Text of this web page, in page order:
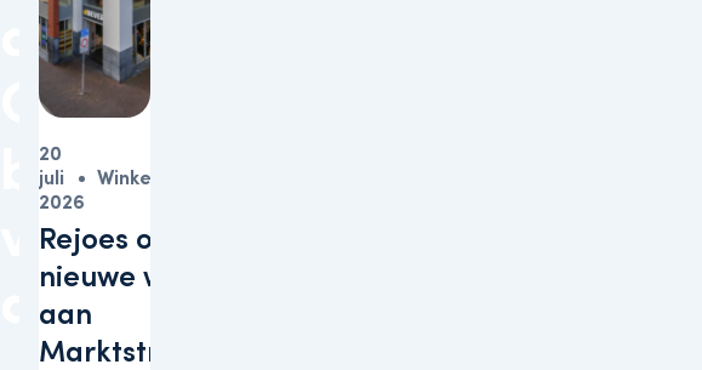
de
GRESB
benchmark
voor
duurzaamheid
Rejoes opent
nieuwe winkel
aan
Marktstraat in
20
juli
2026
Winkels